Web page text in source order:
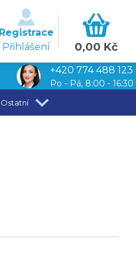
Registrace
Přihlášení
0,00 Kč
+420 774 488 123
Po - Pá, 8:00 - 16:30
Ostatní